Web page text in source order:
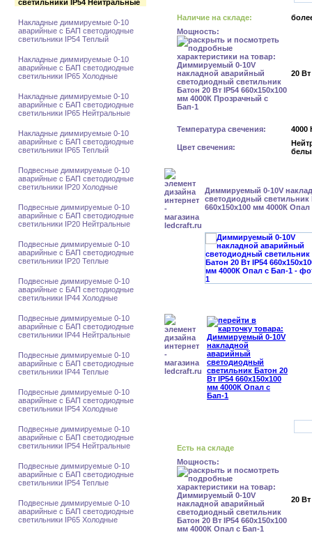
светильники IP54 Нейтральные
Накладные диммируемые 0-10
аварийные с БАП светодиодные
светильники IP54 Теплый
Накладные диммируемые 0-10
аварийные с БАП светодиодные
светильники IP65 Холодные
Накладные диммируемые 0-10
аварийные с БАП светодиодные
светильники IP65 Нейтральные
Накладные диммируемые 0-10
аварийные с БАП светодиодные
светильники IP65 Теплый
Подвесные диммируемые 0-10
аварийные с БАП светодиодные
светильники IP20 Холодные
Подвесные диммируемые 0-10
аварийные с БАП светодиодные
светильники IP20 Нейтральные
Подвесные диммируемые 0-10
аварийные с БАП светодиодные
светильники IP20 Теплые
Подвесные диммируемые 0-10
аварийные с БАП светодиодные
светильники IP44 Холодные
Подвесные диммируемые 0-10
аварийные с БАП светодиодные
светильники IP44 Нейтральные
Подвесные диммируемые 0-10
аварийные с БАП светодиодные
светильники IP44 Теплые
Подвесные диммируемые 0-10
аварийные с БАП светодиодные
светильники IP54 Холодные
Подвесные диммируемые 0-10
аварийные с БАП светодиодные
светильники IP54 Нейтральные
Подвесные диммируемые 0-10
аварийные с БАП светодиодные
светильники IP54 Теплые
Подвесные диммируемые 0-10
аварийные с БАП светодиодные
светильники IP65 Холодные
Наличие на складе:
Мощность:
20 Вт
Температура свечения: 4000
Цвет свечения:
Диммируемый 0-10V
светодиодный светильник
660x150x100 мм 4000К Опал
Есть на складе
Мощность:
20 Вт